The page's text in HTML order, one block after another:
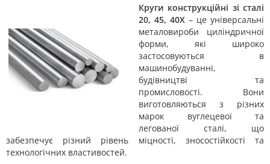
Круги конструкційні зі сталі
20, 45, 40Х – це універсальні
металовироби циліндричної
форми, які широко
застосовуються в
машинобудуванні,
будівництві та
промисловості. Вони
виготовляються з різних
марок вуглецевої та
легованої сталі, що
забезпечує різний рівень міцності, зносостійкості та
технологічних властивостей.